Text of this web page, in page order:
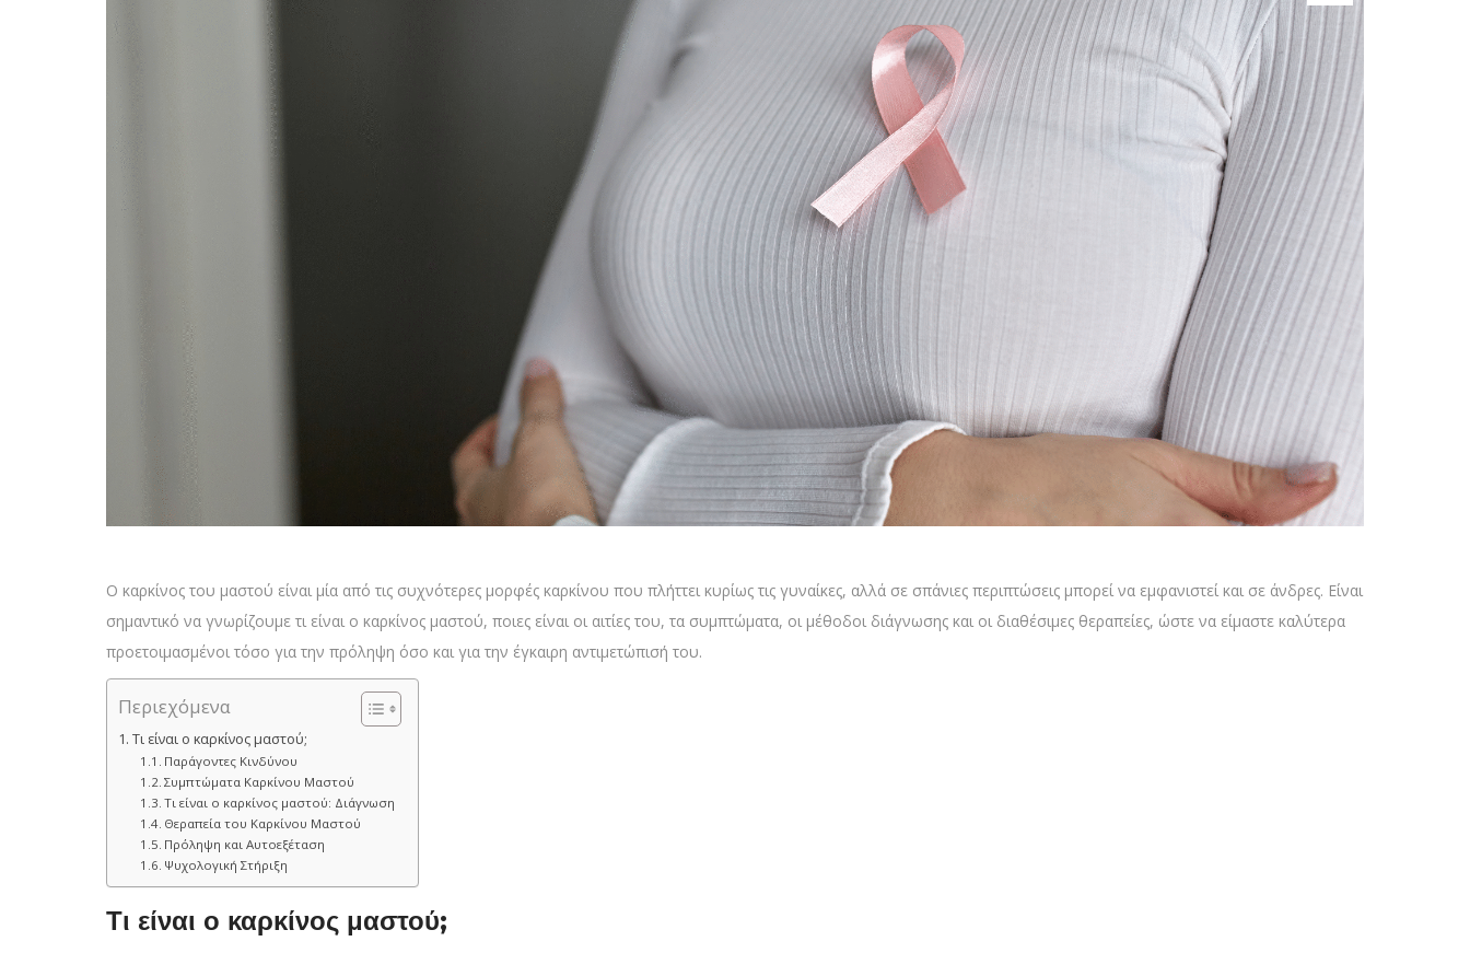
Ο καρκίνος του μαστού είναι μία από τις συχνότερες μορφές καρκίνου που πλήττει κυρίως τις γυναίκες, αλλά σε σπάνιες περιπτώσεις μπορεί να εμφανιστεί και σε άνδρες. Είναι
σημαντικό να γνωρίζουμε τι είναι ο καρκίνος μαστού, ποιες είναι οι αιτίες του, τα συμπτώματα, οι μέθοδοι διάγνωσης και οι διαθέσιμες θεραπείες, ώστε να είμαστε καλύτερα
προετοιμασμένοι τόσο για την πρόληψη όσο και για την έγκαιρη αντιμετώπισή του.
Περιεχόμενα
Τι είναι ο καρκίνος μαστού;
Παράγοντες Κινδύνου
Συμπτώματα Καρκίνου Μαστού
Τι είναι ο καρκίνος μαστού: Διάγνωση
Θεραπεία του Καρκίνου Μαστού
Πρόληψη και Αυτοεξέταση
Ψυχολογική Στήριξη
Τι είναι ο καρκίνος μαστού;